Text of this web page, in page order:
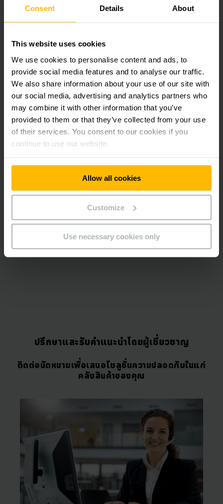
Consent Details About
This website uses cookies
We use cookies to personalise content and ads, to
provide social media features and to analyse our traffic.
We also share information about your use of our site with
our social media, advertising and analytics partners who
may combine it with other information that you’ve
provided to them or that they’ve collected from your use
of their services. You consent to our cookies if you
continue to use our website.
Allow all cookies
Customize
Use necessary cookies only
AI Camera Forklift จึงไม่ใช่เพียงแค่ “กล้องติดรถโฟล์คลิฟท์” แต่เป็น
ทำงาน และยกระดับมาตรฐานความปลอดภัยภายในคลังสินค้าและโรงงาน
วิดีโอเกี่ยวกับระบบกล้องนิรภัยรถยก (AI Camera
Forklift)
เนื้อหาที่ฝังตัวต้องได้รับความยินยอมของคุณ
แต่น่าเสียดายที่เนื้อหานี้ไม่สามารถใช้ได้เนื่องจากการตั้ง
โปรดยอมรับ "การตลาด" คุกกี้เพื่อแสดงเนื้อหานี้
อนุญาตคุกกี้
ปรึกษาและรับคำแนะนำโดยผู้เชี่ยวชาญ
ติดต่อนัดหมายเพื่อเสนอโซลูชั่นความปลอดภัยในแก่
คลังสินค้าของคุณ